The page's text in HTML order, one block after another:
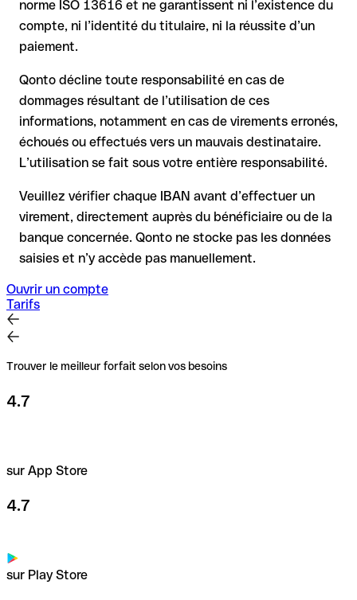
demande
le remboursement n’est pas garanti, surtout si les fonds ont
déjà été retirés
pour les virements hors SEPA, la récupération est plus
complexe et peut entraîner des frais
Recommandation: vérifiez systématiquement chaque IBAN
avant un virement (via un outil de vérification) et confirmez-le
directement auprès du bénéficiaire en cas de doute. Cette
précaution est essentielle, en particulier pour des montants
élevés ou de nouvelles relations commerciales.
norme ISO 13616 et ne garantissent ni l’existence du
compte, ni l’identité du titulaire, ni la réussite d’un
paiement.
Qonto décline toute responsabilité en cas de
dommages résultant de l’utilisation de ces
informations, notamment en cas de virements erronés,
échoués ou effectués vers un mauvais destinataire.
L’utilisation se fait sous votre entière responsabilité.
Veuillez vérifier chaque IBAN avant d’effectuer un
virement, directement auprès du bénéficiaire ou de la
banque concernée. Qonto ne stocke pas les données
saisies et n’y accède pas manuellement.
Ouvrir un compte
Tarifs
Trouver le meilleur forfait selon vos besoins
4.7
sur App Store
4.7
sur Play Store